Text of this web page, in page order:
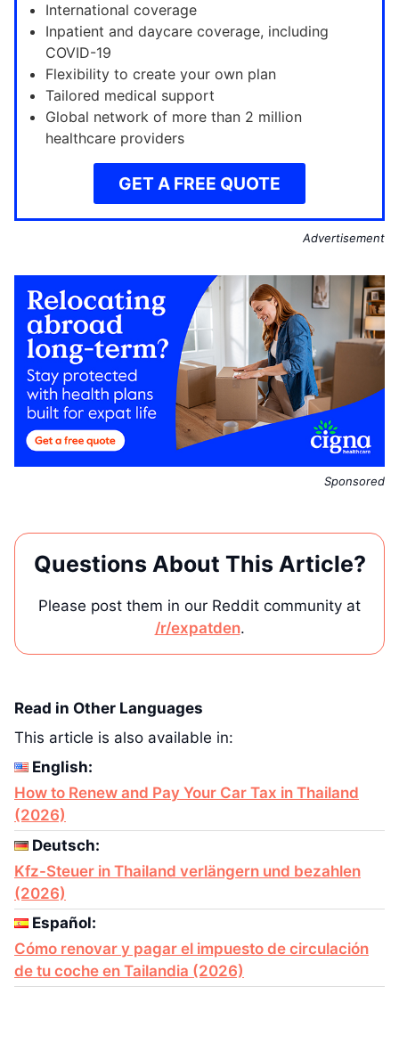
International coverage
Inpatient and daycare coverage, including
COVID-19
Flexibility to create your own plan
Tailored medical support
Global network of more than 2 million
healthcare providers
GET A FREE QUOTE
Advertisement
Sponsored
Questions About This Article?
Please post them in our Reddit community at
/r/expatden.
Read in Other Languages
This article is also available in:
English:
How to Renew and Pay Your Car Tax in Thailand
(2026)
Deutsch:
Kfz-Steuer in Thailand verlängern und bezahlen
(2026)
Español:
Cómo renovar y pagar el impuesto de circulación
de tu coche en Tailandia (2026)